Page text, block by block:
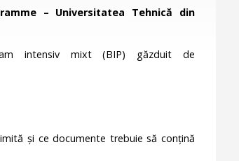
– Universitatea Tehnică din
intensiv mixt (BIP) găzduit de
și ce documente trebuie să conțină